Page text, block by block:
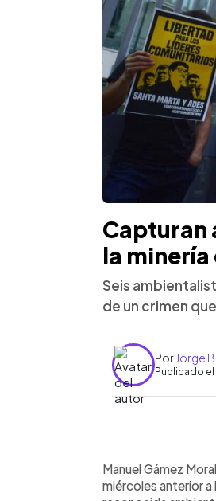
Capturan
la minería
Seis
de un crimen
Por Jorge
Publicado el
►
Manuel Gámez
miércoles anterior a